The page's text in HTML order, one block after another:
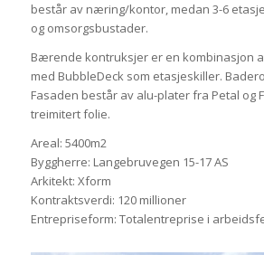
består av næring/kontor, medan 3-6
og omsorgsbustader.
Bærende kontruksjer er en kombinasjon
med BubbleDeck som etasjeskiller.
Fasaden består av alu-plater fra Petal og
treimitert folie.
Areal: 5400m2
Byggherre: Langebruvegen 15-17 AS
Arkitekt: Xform
Kontraktsverdi: 120 millioner
Entrepriseform: Totalentreprise i